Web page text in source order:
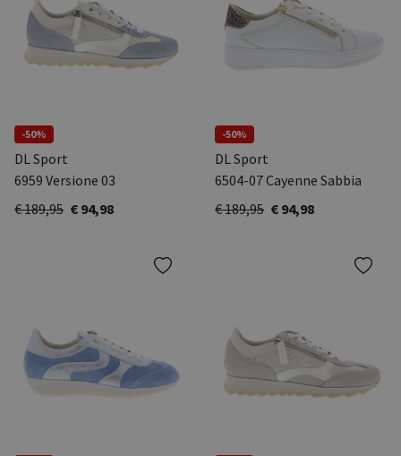
-50%
DL Sport
6959 Versione 03
€ 189,95 € 94,98
-50%
DL Sport
6504-07 Cayenne Sabbia
€ 189,95 € 94,98